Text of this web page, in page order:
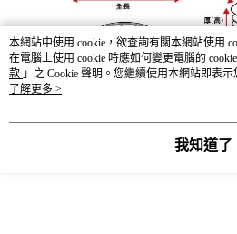
本網站中使用 cookie，欲查詢有關本網站使用
在電腦上使用 cookie 時應如何變更電腦的
款 」之 Cookie 聲明。您繼續使用本網站即表
之 Cookie 聲明使用 cookie。
了解更多 >
我知道了